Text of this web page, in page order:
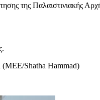
της Παλαιστινιακής